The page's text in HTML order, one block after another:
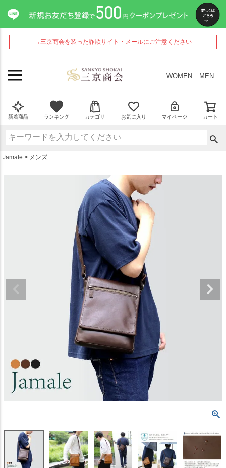
→三京商会を装った詐欺サイト・メールにご注意ください
WOMEN MEN
新着商品 ランキング カテゴリ お気に入り マイページ カート
Jamale メンズ
ペー
ジト
ップ
へ